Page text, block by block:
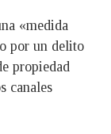
«medida
por un delito
propiedad
canales